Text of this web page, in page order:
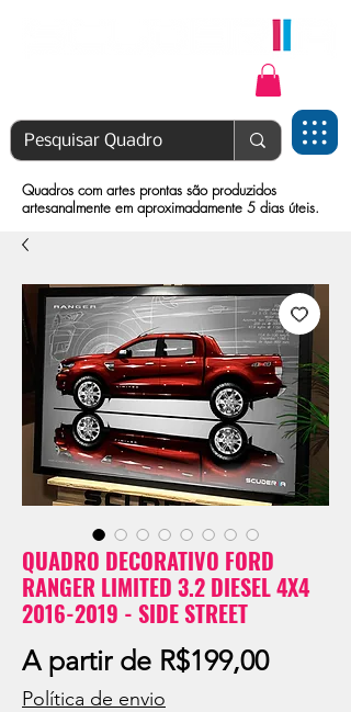
Quadros com artes prontas são produzidos
artesanalmente em aproximadamente 5 dias úteis.
QUADRO DECORATIVO FORD
RANGER LIMITED 3.2 DIESEL 4X4
2016-2019 - SIDE STREET
A partir de R$199,00Preço
Política de envio